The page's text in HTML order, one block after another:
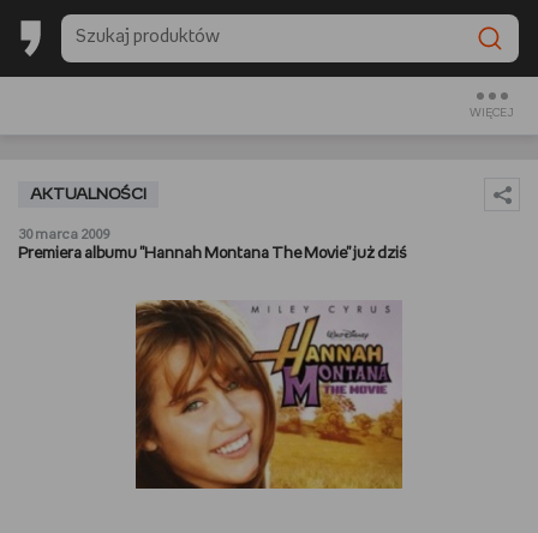
WIĘCEJ
BACK TO SCHOOL
SŁUCHAM
BACK TO SCHOOL
PREZENTOWNIKI
AKTUALNOŚCI
30 marca 2009
Premiera albumu "Hannah Montana The Movie" już dziś